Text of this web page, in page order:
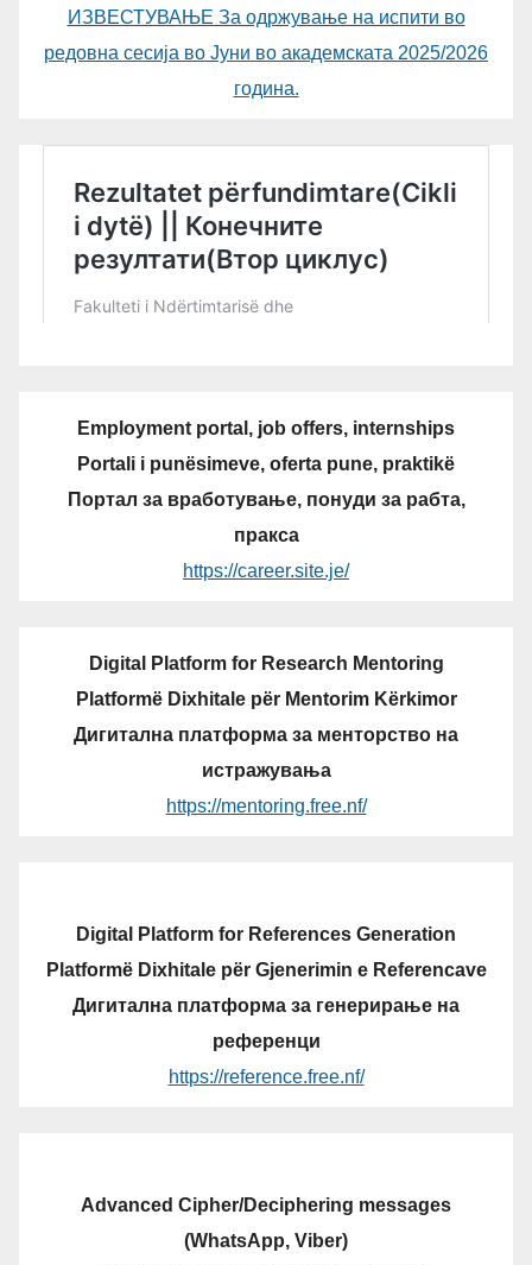
ИЗВЕСТУВАЊЕ За одржување на испити во
редовна сесија во Јуни во академската 2025/2026
година.
Employment portal, job offers, internships
Portali i punësimeve, oferta pune, praktikë
Портал за вработување, понуди за рабта,
пракса
https://career.site.je/
Digital Platform for Research Mentoring
Platformë Dixhitale për Mentorim Kërkimor
Дигитална платформа за менторство на
истражувања
https://mentoring.free.nf/
Digital Platform for References Generation
Platformë Dixhitale për Gjenerimin e Referencave
Дигитална платформа за генерирање на
референци
https://reference.free.nf/
Advanced Cipher/Deciphering messages
(WhatsApp, Viber)